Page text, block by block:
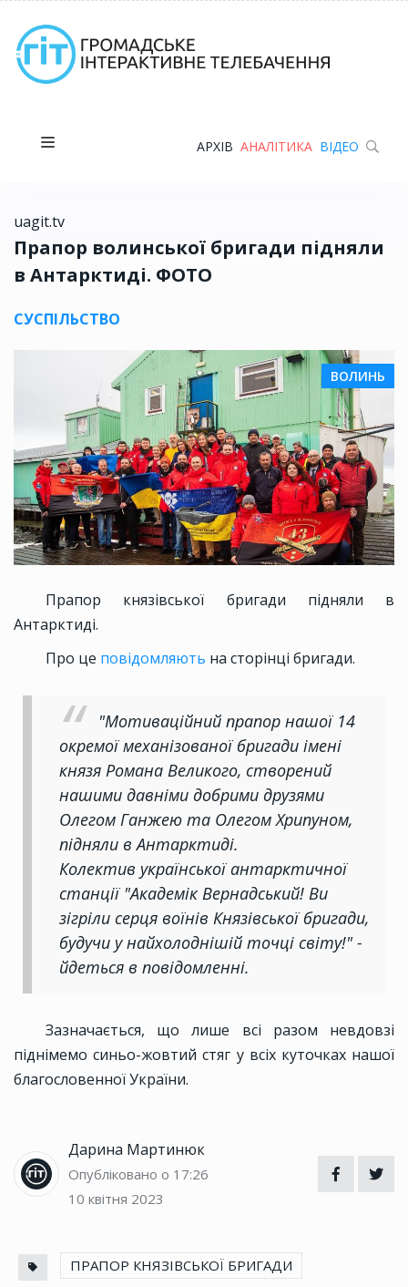
АРХІВ АНАЛІТИКА ВІДЕО
uagit.tv
Прапор волинської бригади підняли
в Антарктиді. ФОТО
СУСПІЛЬСТВО
ВОЛИНЬ
Прапор князівської бригади підняли в
Антарктиді.
Про це повідомляють на сторінці бригади.
"Мотиваційний прапор нашої 14
окремої механізованої бригади імені
князя Романа Великого, створений
нашими давніми добрими друзями
Олегом Ганжею та Олегом Хрипуном,
підняли в Антарктиді.
Колектив української антарктичної
станції "Академік Вернадський! Ви
зігріли серця воїнів Князівської бригади,
будучи у найхолоднішій точці світу!" -
йдеться в повідомленні.
Зазначається, що лише всі разом невдовзі
піднімемо синьо-жовтий стяг у всіх куточках нашої
благословенної України.
Дарина Мартинюк
Опубліковано о 17:26
10 квітня 2023
ПРАПОР КНЯЗІВСЬКОЇ БРИГАДИ